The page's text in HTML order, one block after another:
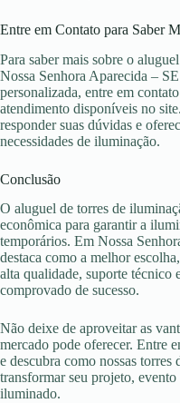
Entre em Contato para Saber
Para saber mais sobre o
Nossa Senhora Aparecida –
personalizada, entre em
atendimento disponíveis no
responder suas dúvidas e
necessidades de iluminação.
Conclusão
O aluguel de torres de
econômica para garantir a
temporários. Em Nossa
destaca como a melhor
alta qualidade, suporte técnico
comprovado de sucesso.
Não deixe de aproveitar as
mercado pode oferecer. Entre
e descubra como nossas
transformar seu projeto,
iluminado.